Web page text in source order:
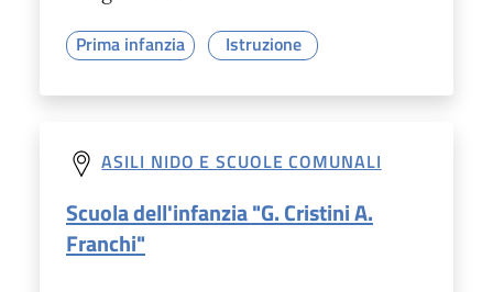
Prima infanzia Istruzione
ASILI NIDO E SCUOLE COMUNALI
Scuola dell'infanzia "G. Cristini A.
Franchi"